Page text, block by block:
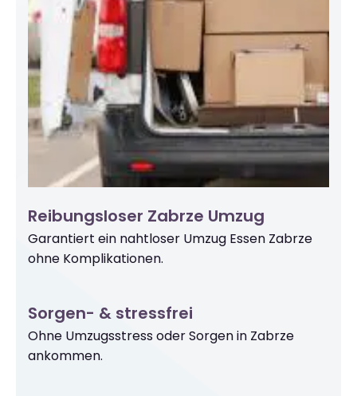
Reibungsloser Zabrze Umzug
Garantiert ein nahtloser Umzug Essen Zabrze
ohne Komplikationen.
Sorgen- & stressfrei
Ohne Umzugsstress oder Sorgen in Zabrze
ankommen.